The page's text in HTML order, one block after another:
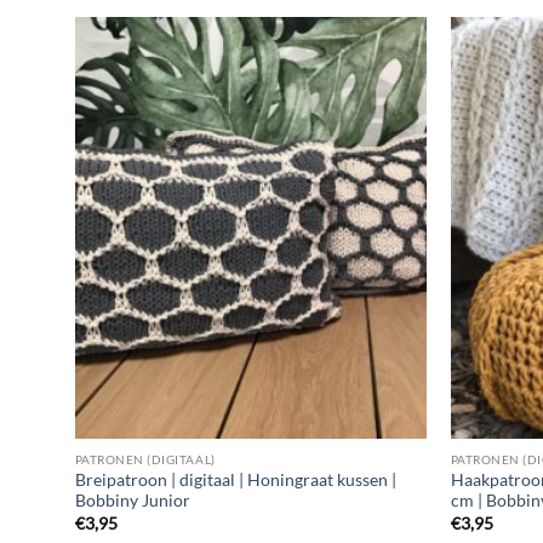
PATRONEN (DIGITAAL)
Breipatroon | digitaal | Honingraat kussen |
Bobbiny Junior
€3,95
PATRONEN
cm |
€3,95